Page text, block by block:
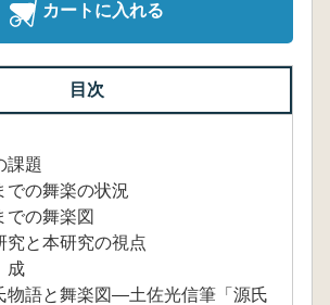
カートに入れる
目次
課題
の舞楽の状況
の舞楽図
と本研究の視点
語と舞楽図―土佐光信筆「源氏